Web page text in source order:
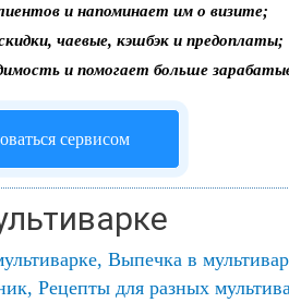
и напоминает им о визите;
чаевые, кэшбэк и предоплаты;
и помогает больше
сервисом
, Выпечка в
, Рецепты для разных